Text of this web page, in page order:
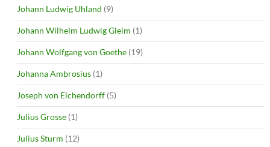
Johann Ludwig Uhland (9)
Johann Wilhelm Ludwig Gleim (1)
Johann Wolfgang von Goethe (19)
Johanna Ambrosius (1)
Joseph von Eichendorff (5)
Julius Grosse (1)
Julius Sturm (12)